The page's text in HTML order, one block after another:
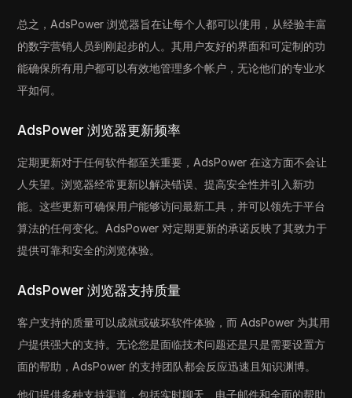
总之，AdsPower 浏览器旨在让每个人都可以使用，从经验丰富
的数字营销人员到刚起步的人。其用户友好的界面和可定制的功
能确保所有用户都可以有效地管理多个帐户，无论他们的专业水
平如何。
AdsPower 浏览器更新频率
定期更新对于任何软件都至关重要，AdsPower 在这方面不会让
人失望。浏览器经常更新以解决错误、提高安全性并引入新功
能。这些更新可确保用户能够访问最新工具，并可以领先于平台
算法的任何变化。AdsPower 对定期更新的承诺反映了其致力于
提供可靠和安全的浏览体验。
AdsPower 浏览器支持质量
客户支持的质量可以成就或破坏软件体验，而 AdsPower 为其用
户提供强大的支持。无论您是面临技术问题还是只是需要设置方
面的帮助，AdsPower 的支持团队都会反应迅速且知识渊博。
他们提供多种支持渠道，包括实时聊天、电子邮件和全面的帮助